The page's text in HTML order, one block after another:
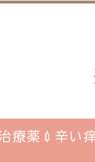
療薬💉辛い